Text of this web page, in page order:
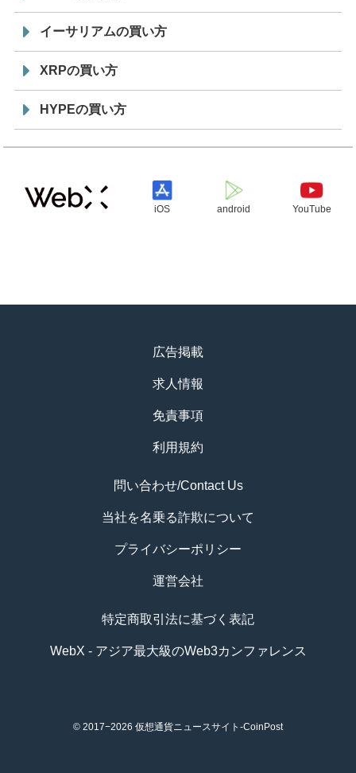
イーサリアムの買い方
XRPの買い方
HYPEの買い方
iOS android YouTube
広告掲載
求人情報
免責事項
利用規約
問い合わせ/Contact Us
当社を名乗る詐欺について
プライバシーポリシー
運営会社
特定商取引法に基づく表記
WebX - アジア最大級のWeb3カンファレンス
© 2017−2026 仮想通貨ニュースサイト-CoinPost